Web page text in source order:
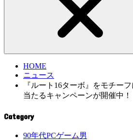
HOME
ニュース
『ルート16ターボ』をモチー
当たるキャンペーンが開催中！
Category
90年代PCゲーム男